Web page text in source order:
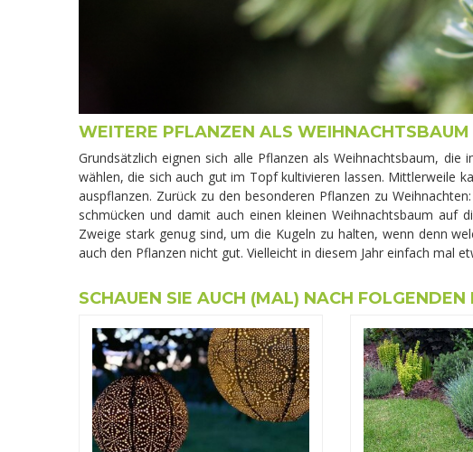
WEITERE PFLANZEN ALS WEIHNACHTSBAUM
Grundsätzlich eignen sich alle Pflanzen als Weihnachtsbaum,
wählen, die sich auch gut im Topf kultivieren lassen. Mittlerweile
auspflanzen. Zurück zu den besonderen Pflanzen zu
schmücken und damit auch einen kleinen Weihnachtsbaum auf
Zweige stark genug sind, um die Kugeln zu halten, wenn denn
auch den Pflanzen nicht gut. Vielleicht in diesem Jahr einfach mal
SCHAUEN SIE AUCH (MAL) NACH FOLGENDEN